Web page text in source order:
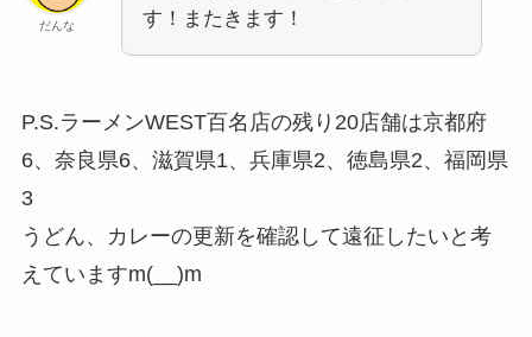
だんな
す！またきます！
P.S.ラーメンWEST百名店の残り20店舗は京都府
6、奈良県6、滋賀県1、兵庫県2、徳島県2、福岡県
3
うどん、カレーの更新を確認して遠征したいと考
えていますm(__)m